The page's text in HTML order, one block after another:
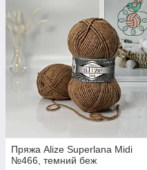
Пряжа Alize Superlana Midi
№466, темний беж